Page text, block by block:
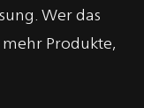
Wer das
Produkte,